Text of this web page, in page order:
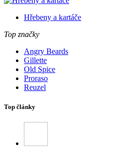
Hřebeny a kartáče
Top značky
Angry Beards
Gillette
Old Spice
Proraso
Reuzel
Top články